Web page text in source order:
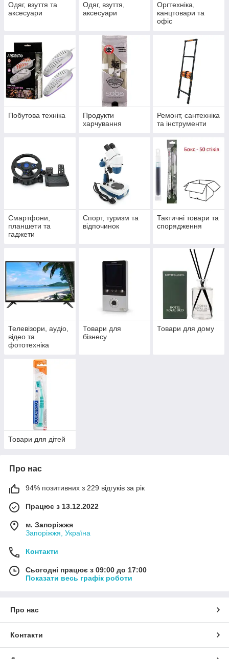
Одяг, взуття та
аксесуари
Одяг, взуття,
аксесуари
Оргтехніка,
канцтовари та
офіс
Побутова техніка
Продукти
харчування
Ремонт, сантехніка
та інструменти
Смартфони,
планшети та
гаджети
Спорт, туризм та
відпочинок
Тактичні товари та
спорядження
Телевізори, аудіо,
відео та
фототехніка
Товари для
бізнесу
Товари для дому
Товари для дітей
Про нас
94% позитивних з 229 відгуків за рік
Працює з 13.12.2022
м. Запоріжжя
Запоріжжя, Україна
Контакти
Сьогодні працює з 09:00 до 17:00
Показати весь графік роботи
Про нас
Контакти